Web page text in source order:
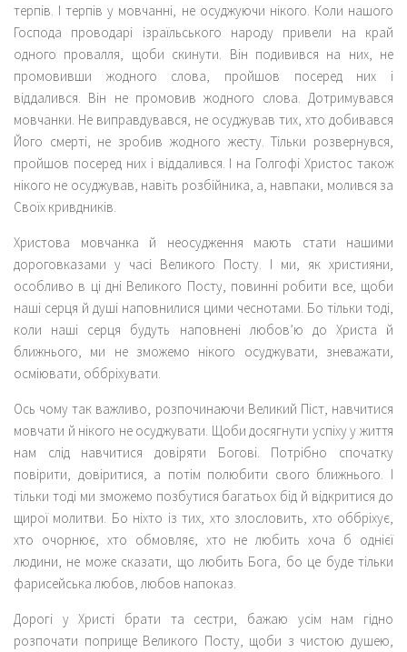
терпів. І терпів у мовчанні, не осуджуючи нікого. Коли нашого
Господа проводарі ізраїльського народу привели на край
одного провалля, щоби скинути. Він подивився на них, не
промовивши жодного слова, пройшов посеред них і
віддалився. Він не промовив жодного слова. Дотримувався
мовчанки. Не виправдувався, не осуджував тих, хто добивався
Його смерті, не зробив жодного жесту. Тільки розвернувся,
пройшов посеред них і віддалився. І на Голгофі Христос також
нікого не осуджував, навіть розбійника, а, навпаки, молився за
Своїх кривдників.
Христова мовчанка й неосудження мають стати нашими
дороговказами у часі Великого Посту. І ми, як християни,
особливо в ці дні Великого Посту, повинні робити все, щоби
наші серця й душі наповнилися цими чеснотами. Бо тільки тоді,
коли наші серця будуть наповнені любов’ю до Христа й
ближнього, ми не зможемо нікого осуджувати, зневажати,
осміювати, оббріхувати.
Ось чому так важливо, розпочинаючи Великий Піст, навчитися
мовчати й нікого не осуджувати. Щоби досягнути успіху у життя
нам слід навчитися довіряти Богові. Потрібно спочатку
повірити, довіритися, а потім полюбити свого ближнього. І
тільки тоді ми зможемо позбутися багатьох бід й відкритися до
щирої молитви. Бо ніхто із тих, хто злословить, хто оббріхує,
хто очорнює, хто обмовляє, хто не любить хоча б однієї
людини, не може сказати, що любить Бога, бо це буде тільки
фарисейська любов, любов напоказ.
Дорогі у Христі брати та сестри, бажаю усім нам гідно
розпочати поприще Великого Посту, щоби з чистою душею,